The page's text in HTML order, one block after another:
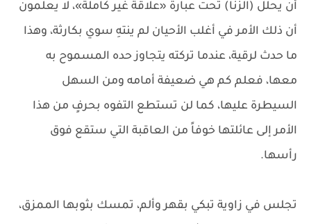
أن يحلل (الزنا) تحت عبارة «علاقة غير كاملة»، لا يعلمون
أن ذلك الأمر في أغلب الأحيان لم ينتهِ سوي بكارثة، وهذا
ما حدث لرقية، عندما تركته يتجاوز حده المسموح به
معها، فعلم كم هي ضعيفة أمامه ومن السهل
السيطرة عليها، كما لن تستطع التفوه بحرفٍ من هذا
الأمر إلى عائلتها خوفاً من العاقبة التي ستقع فوق
رأسها.
تجلس في زاوية تبكي بقهر وألم، تمسك بثوبها الممزق،